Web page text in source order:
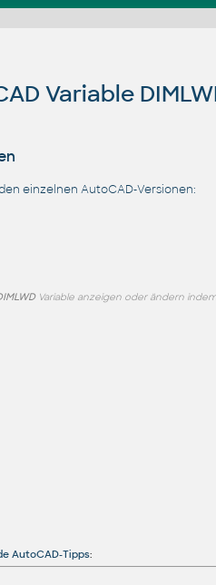
Variable
einzelnen AutoCAD-Versionen:
Variable anzeigen oder ändern
AutoCAD-Tipps: